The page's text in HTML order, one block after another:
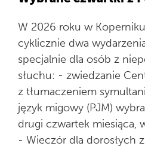
W 2026 roku w
cyklicznie dwa
specjalnie dla osób z
słuchu: - zwiedzanie
z tłumaczeniem
język migowy (PJM)
drugi czwartek miesiąca,
- Wieczór dla dorosłych